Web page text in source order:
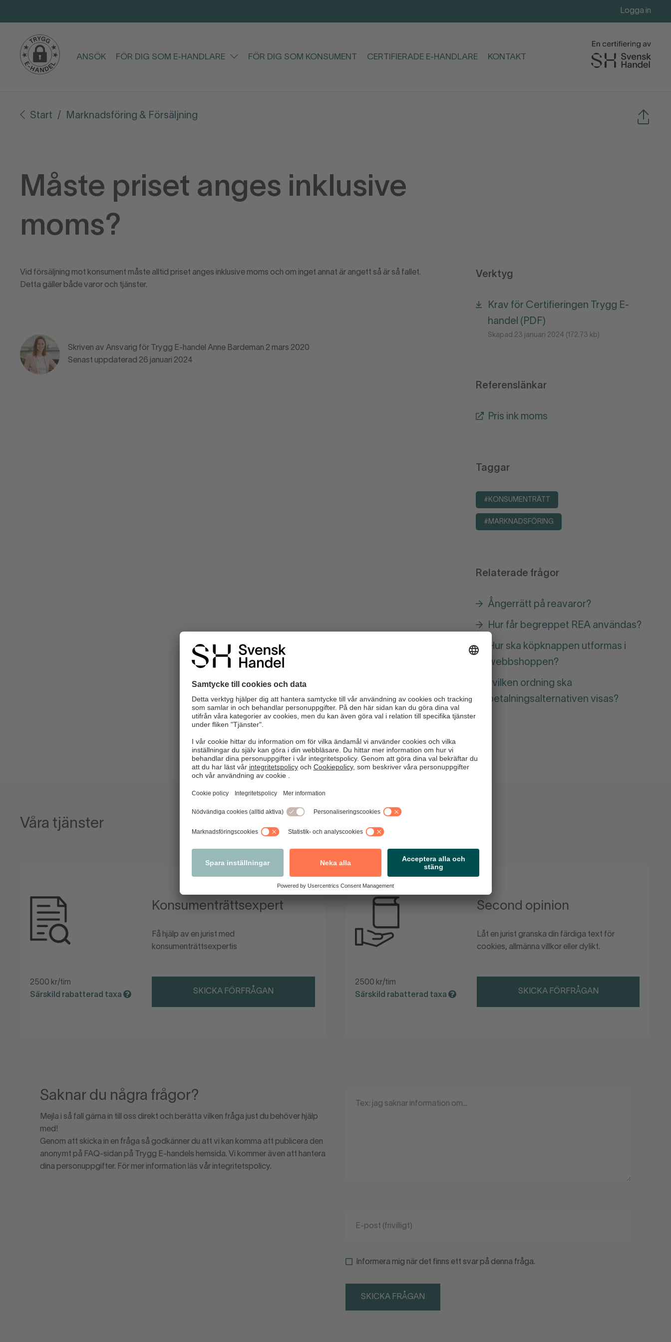
Logga in
ANSÖK FÖR DIG SOM E-HANDLARE FÖR DIG SOM KONSUMENT CERTIFIERADE E-HANDLARE KONTAKT
Start Marknadsföring & Försäljning
Måste priset anges inklusive
moms?
Vid försäljning mot konsument måste alltid priset anges inklusive moms och om inget annat är angett så är så fallet.
Detta gäller både varor och tjänster.
Skriven av Ansvarig för Trygg E-handel Anne Bardeman 2 mars 2020
Senast uppdaterad 26 januari 2024
Verktyg
Krav för Certifieringen Trygg E-
handel (PDF)
Skapad 23 januari 2024 (172.73 kb)
Referenslänkar
Pris ink moms
Taggar
#KONSUMENTRÄTT
#MARKNADSFÖRING
Relaterade frågor
Ångerrätt på reavaror?
Hur får begreppet REA användas?
Hur ska köpknappen utformas i
webbshoppen?
I vilken ordning ska
betalningsalternativen visas?
Våra tjänster
Konsumenträttsexpert
Få hjälp av en jurist med
konsumenträttsexpertis
2500 kr/tim
Särskild rabatterad taxa
SKICKA FÖRFRÅGAN
Second opinion
Låt en jurist granska din färdiga text för
cookies, allmänna villkor eller dylikt.
2500 kr/tim
Särskild rabatterad taxa
SKICKA FÖRFRÅGAN
Saknar du några frågor?
Mejla i så fall gärna in till oss direkt och berätta vilken fråga just du behöver hjälp
med!
Genom att skicka in en fråga så godkänner du att vi kan komma att publicera den
anonymt på FAQ-sidan på Trygg E-handels hemsida. Vi kommer även att hantera
dina personuppgifter. För mer information läs vår integritetspolicy.
Informera mig när det finns ett svar på denna fråga.
SKICKA FRÅGAN